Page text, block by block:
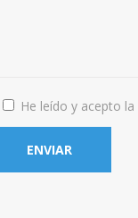
He leído y acepto la